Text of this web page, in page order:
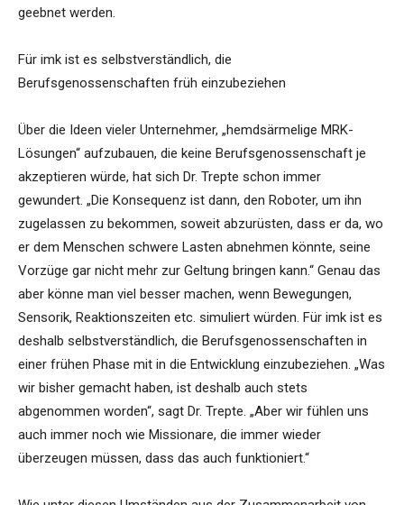
geebnet werden.
Für imk ist es selbstverständlich, die
Berufsgenossenschaften früh einzubeziehen
Über die Ideen vieler Unternehmer, „hemdsärmelige MRK-
Lösungen“ aufzubauen, die keine Berufsgenossenschaft je
akzeptieren würde, hat sich Dr. Trepte schon immer
gewundert. „Die Konsequenz ist dann, den Roboter, um ihn
zugelassen zu bekommen, soweit abzurüsten, dass er da, wo
er dem Menschen schwere Lasten abnehmen könnte, seine
Vorzüge gar nicht mehr zur Geltung bringen kann.“ Genau das
aber könne man viel besser machen, wenn Bewegungen,
Sensorik, Reaktionszeiten etc. simuliert würden. Für imk ist es
deshalb selbstverständlich, die Berufsgenossenschaften in
einer frühen Phase mit in die Entwicklung einzubeziehen. „Was
wir bisher gemacht haben, ist deshalb auch stets
abgenommen worden“, sagt Dr. Trepte. „Aber wir fühlen uns
auch immer noch wie Missionare, die immer wieder
überzeugen müssen, dass das auch funktioniert.“